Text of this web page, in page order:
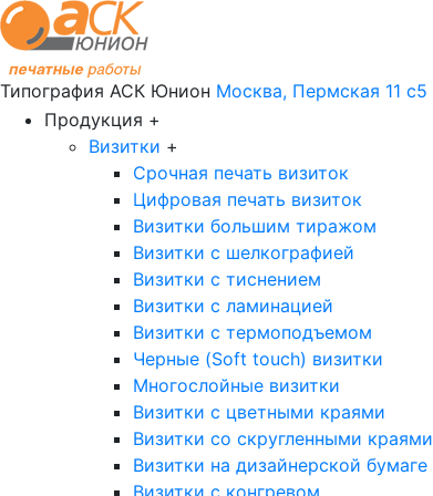
Типография АСК Юнион Москва, Пермская 11 с5
Продукция +
Визитки +
Срочная печать визиток
Цифровая печать визиток
Визитки большим тиражом
Визитки с шелкографией
Визитки с тиснением
Визитки с ламинацией
Визитки с термоподъемом
Черные (Soft touch) визитки
Многослойные визитки
Визитки с цветными краями
Визитки со скругленными краями
Визитки на дизайнерской бумаге
Визитки с конгревом